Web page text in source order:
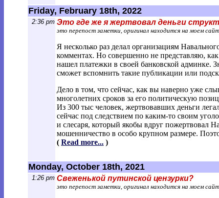
Friday, February 18th, 2022
2:36 pm Это где же я жертвовал деньги
это перепост заметки, оригинал находится на моем
Я несколько раз делал организациям
комментах. Но совершенно не представляю,
нашел платежки в своей банковской админке.
сможет вспомнить такие публикации или
Дело в том, что сейчас, как вы наверно уже
многолетних сроков за его политическую
Из 300 тыс человек, жертвовавших деньги
сейчас под следствием по каким-то своим
и слесаря, который якобы вдруг пожертвовал
мошенничество в особо крупном размере.
( Read more... )
Monday, October 18th, 2021
1:26 pm Свеженькой путинской цензурки?
это перепост заметки, оригинал находится на моем